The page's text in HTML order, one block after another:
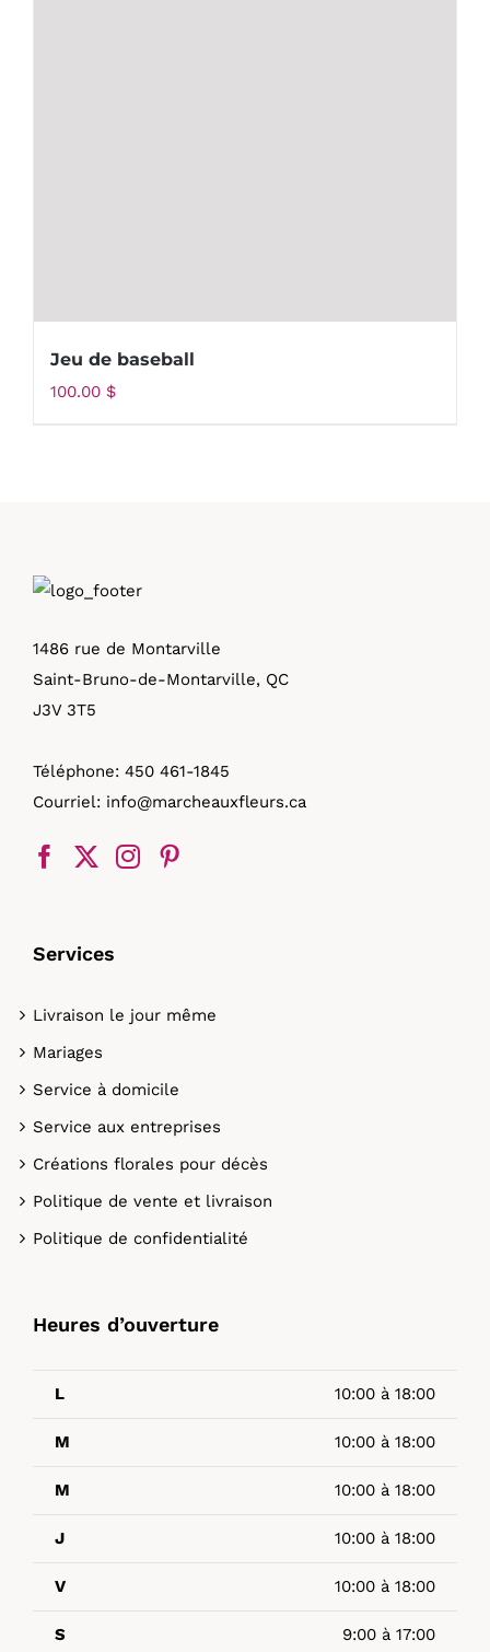
Jeu de baseball
100.00 $
1486 rue de Montarville
Saint-Bruno-de-Montarville, QC
J3V 3T5
Téléphone: 450 461-1845
Courriel: info@marcheauxfleurs.ca
Services
Livraison le jour même
Mariages
Service à domicile
Service aux entreprises
Créations florales pour décès
Politique de vente et livraison
Politique de confidentialité
Heures d’ouverture
L 10:00 à 18:00
M 10:00 à 18:00
M 10:00 à 18:00
J 10:00 à 18:00
V 10:00 à 18:00
S 9:00 à 17:00